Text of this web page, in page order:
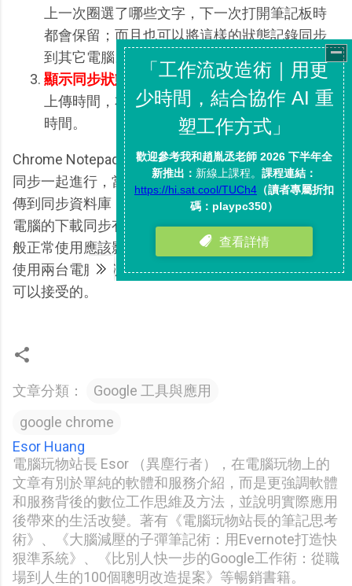
上一次圈選了哪些文字，下一次打開筆記板時
都會保留；而且也可以將這樣的狀態記錄同步
到其它電腦。
顯示同步狀態：
筆記板的左下方可以看到最後
上傳時間，右下方可以看到最後同步（下載）
時間。
Chrome Notepad同步頻率是跟著Google瀏覽器書籤
同步一起進行，當你更新內容時，新內容可以即時上
傳到同步資料庫（Google Docs）。不過遠端另一台
電腦的下載同步有時候要等個幾分鐘。但我想對於一
般正常使用應該影響不大（不會像我測試時真的同時
使用兩台電腦來測試同步），所以這樣的頻率應該是
可以接受的。
文章分類：
Google 工具與應用
google chrome
Esor Huang
電腦玩物站長 Esor （異塵行者），在電腦玩物上的
文章有別於單純的軟體和服務介紹，而是更強調軟體
和服務背後的數位工作思維及方法，並說明實際應用
後帶來的生活改變。著有《電腦玩物站長的筆記思考
術》、《大腦減壓的子彈筆記術：用Evernote打造快
狠準系統》、《比別人快一步的Google工作術：從職
場到人生的100個聰明改造提案》等暢銷書籍。